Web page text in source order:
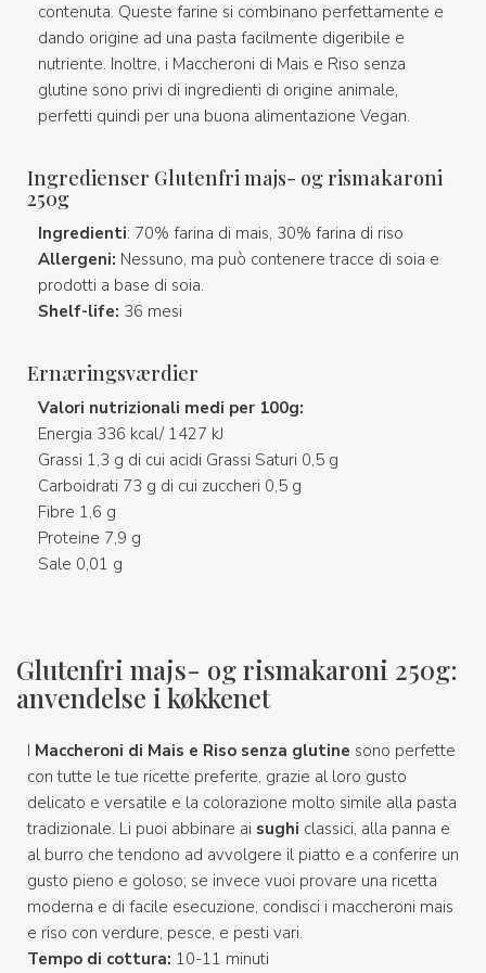
contenuta. Queste farine si combinano perfettamente e
dando origine ad una pasta facilmente digeribile e
nutriente. Inoltre, i Maccheroni di Mais e Riso senza
glutine sono privi di ingredienti di origine animale,
perfetti quindi per una buona alimentazione Vegan.
Ingredienser Glutenfri majs- og rismakaroni
250g
Ingredienti: 70% farina di mais, 30% farina di riso
Allergeni: Nessuno, ma può contenere tracce di soia e
prodotti a base di soia.
Shelf-life: 36 mesi
Ernæringsværdier
Valori nutrizionali medi per 100g:
Energia 336 kcal/ 1427 kJ
Grassi 1,3 g di cui acidi Grassi Saturi 0,5 g
Carboidrati 73 g di cui zuccheri 0,5 g
Fibre 1,6 g
Proteine 7,9 g
Sale 0,01 g
Glutenfri majs- og rismakaroni 250g:
anvendelse i køkkenet
I Maccheroni di Mais e Riso senza glutine sono perfette
con tutte le tue ricette preferite, grazie al loro gusto
delicato e versatile e la colorazione molto simile alla pasta
tradizionale. Li puoi abbinare ai sughi classici, alla panna e
al burro che tendono ad avvolgere il piatto e a conferire un
gusto pieno e goloso; se invece vuoi provare una ricetta
moderna e di facile esecuzione, condisci i maccheroni mais
e riso con verdure, pesce, e pesti vari.
Tempo di cottura: 10-11 minuti